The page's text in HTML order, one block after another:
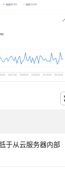
于从云服务器内部